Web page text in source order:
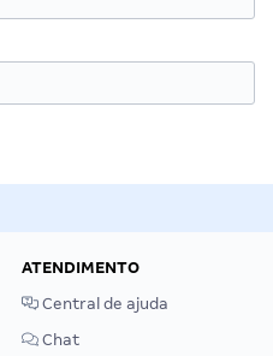
ATENDIMENTO
Central de ajuda
Chat